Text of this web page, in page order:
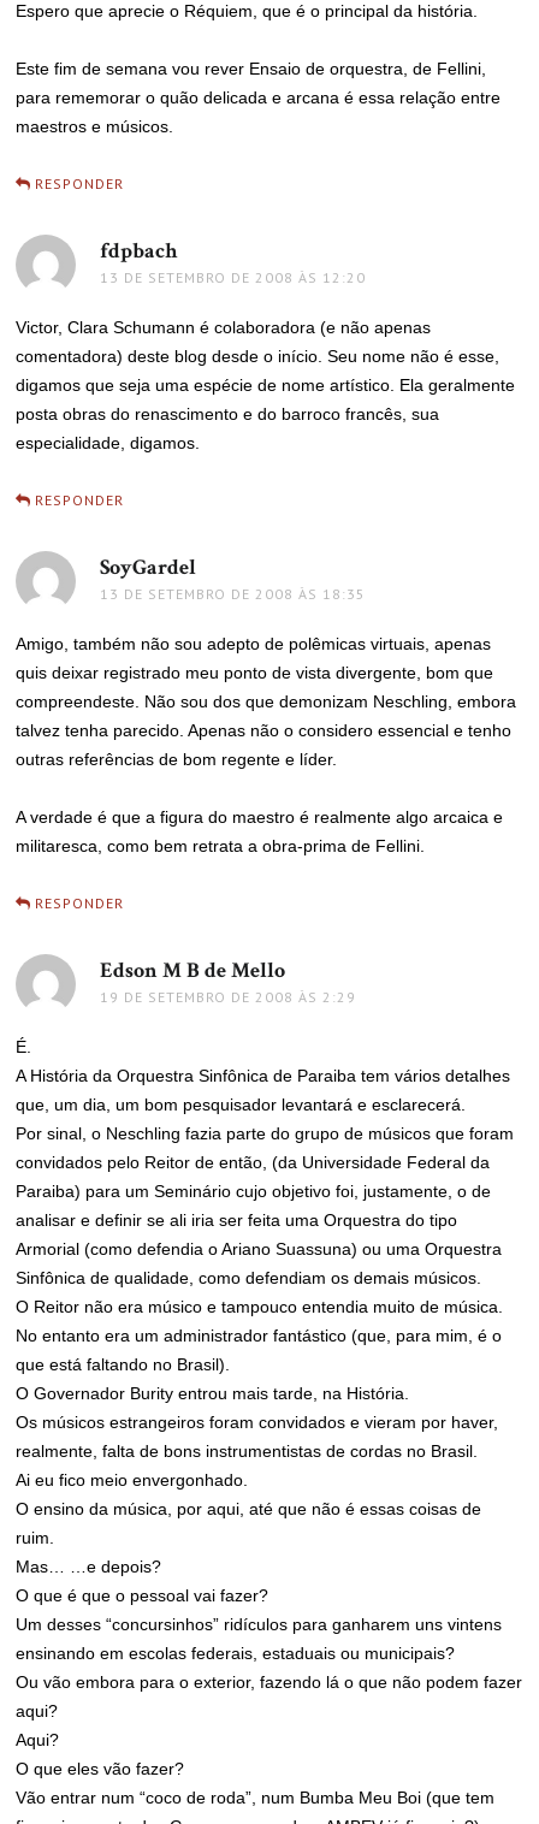
Espero que aprecie o Réquiem, que é o principal da história.
Este fim de semana vou rever Ensaio de orquestra, de Fellini,
para rememorar o quão delicada e arcana é essa relação entre
maestros e músicos.
RESPONDER
fdpbachdisse:
13 DE SETEMBRO DE 2008 ÀS 12:20
Victor, Clara Schumann é colaboradora (e não apenas
comentadora) deste blog desde o início. Seu nome não é esse,
digamos que seja uma espécie de nome artístico. Ela geralmente
posta obras do renascimento e do barroco francês, sua
especialidade, digamos.
RESPONDER
SoyGardel
13 DE SETEMBRO DE 2008 ÀS 18:35
Amigo, também não sou adepto de polêmicas virtuais, apenas
quis deixar registrado meu ponto de vista divergente, bom que
compreendeste. Não sou dos que demonizam Neschling, embora
talvez tenha parecido. Apenas não o considero essencial e tenho
outras referências de bom regente e líder.
A verdade é que a figura do maestro é realmente algo arcaica e
militaresca, como bem retrata a obra-prima de Fellini.
RESPONDER
Edson M B de Mello
19 DE SETEMBRO DE 2008 ÀS 2:29
É.
A História da Orquestra Sinfônica de Paraiba tem vários detalhes
que, um dia, um bom pesquisador levantará e esclarecerá.
Por sinal, o Neschling fazia parte do grupo de músicos que foram
convidados pelo Reitor de então, (da Universidade Federal da
Paraiba) para um Seminário cujo objetivo foi, justamente, o de
analisar e definir se ali iria ser feita uma Orquestra do tipo
Armorial (como defendia o Ariano Suassuna) ou uma Orquestra
Sinfônica de qualidade, como defendiam os demais músicos.
O Reitor não era músico e tampouco entendia muito de música.
No entanto era um administrador fantástico (que, para mim, é o
que está faltando no Brasil).
O Governador Burity entrou mais tarde, na História.
Os músicos estrangeiros foram convidados e vieram por haver,
realmente, falta de bons instrumentistas de cordas no Brasil.
Ai eu fico meio envergonhado.
O ensino da música, por aqui, até que não é essas coisas de
ruim.
Mas… …e depois?
O que é que o pessoal vai fazer?
Um desses “concursinhos” ridículos para ganharem uns vintens
ensinando em escolas federais, estaduais ou municipais?
Ou vão embora para o exterior, fazendo lá o que não podem fazer
aqui?
Aqui?
O que eles vão fazer?
Vão entrar num “coco de roda”, num Bumba Meu Boi (que tem